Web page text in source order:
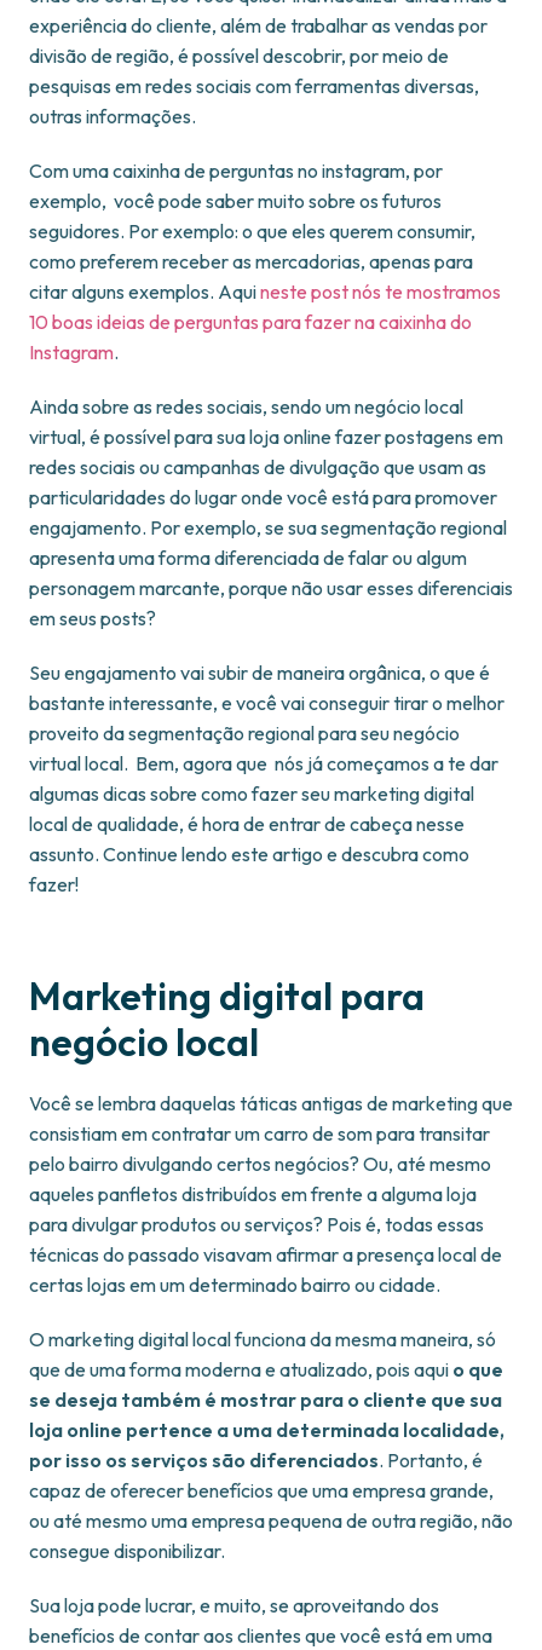
experiência do cliente, além de trabalhar as vendas por
divisão de região, é possível descobrir, por meio de
pesquisas em redes sociais com ferramentas diversas,
outras informações.
Com uma caixinha de perguntas no instagram, por
exemplo, você pode saber muito sobre os futuros
seguidores. Por exemplo: o que eles querem consumir,
como preferem receber as mercadorias, apenas para
citar alguns exemplos. Aquineste post nós te mostramos
10 boas ideias de perguntas para fazer na caixinha do
Instagram.
Ainda sobre as redes sociais, sendo um negócio local
virtual, é possível para sua loja online fazer postagens em
redes sociais ou campanhas de divulgação que usam as
particularidades do lugar onde você está para promover
engajamento. Por exemplo, se sua segmentação regional
apresenta uma forma diferenciada de falar ou algum
personagem marcante, porque não usar esses diferenciais
em seus posts?
Seu engajamento vai subir de maneira orgânica, o que é
bastante interessante, e você vai conseguir tirar o melhor
proveito da segmentação regional para seu negócio
virtual local. Bem, agora que nós já começamos a te dar
algumas dicas sobre como fazer seu marketing digital
local de qualidade, é hora de entrar de cabeça nesse
assunto. Continue lendo este artigo e descubra como
fazer!
Marketing digital para
negócio local
Você se lembra daquelas táticas antigas de marketing que
consistiam em contratar um carro de som para transitar
pelo bairro divulgando certos negócios? Ou, até mesmo
aqueles panfletos distribuídos em frente a alguma loja
para divulgar produtos ou serviços? Pois é, todas essas
técnicas do passado visavam afirmar a presença local de
certas lojas em um determinado bairro ou cidade.
O marketing digital local funciona da mesma maneira, só
que de uma forma moderna e atualizado, pois aqui o que
se deseja também é mostrar para o cliente que sua
loja online pertence a uma determinada localidade,
por isso os serviços são diferenciados. Portanto, é
capaz de oferecer benefícios que uma empresa grande,
ou até mesmo uma empresa pequena de outra região, não
consegue disponibilizar.
Sua loja pode lucrar, e muito, se aproveitando dos
benefícios de contar aos clientes que você está em uma